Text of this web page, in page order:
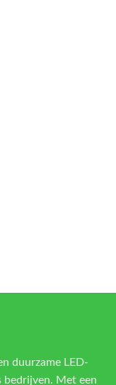
duurzame LED-
Met een